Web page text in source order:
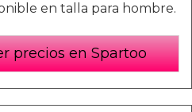
en talla para hombre.
precios en Spartoo